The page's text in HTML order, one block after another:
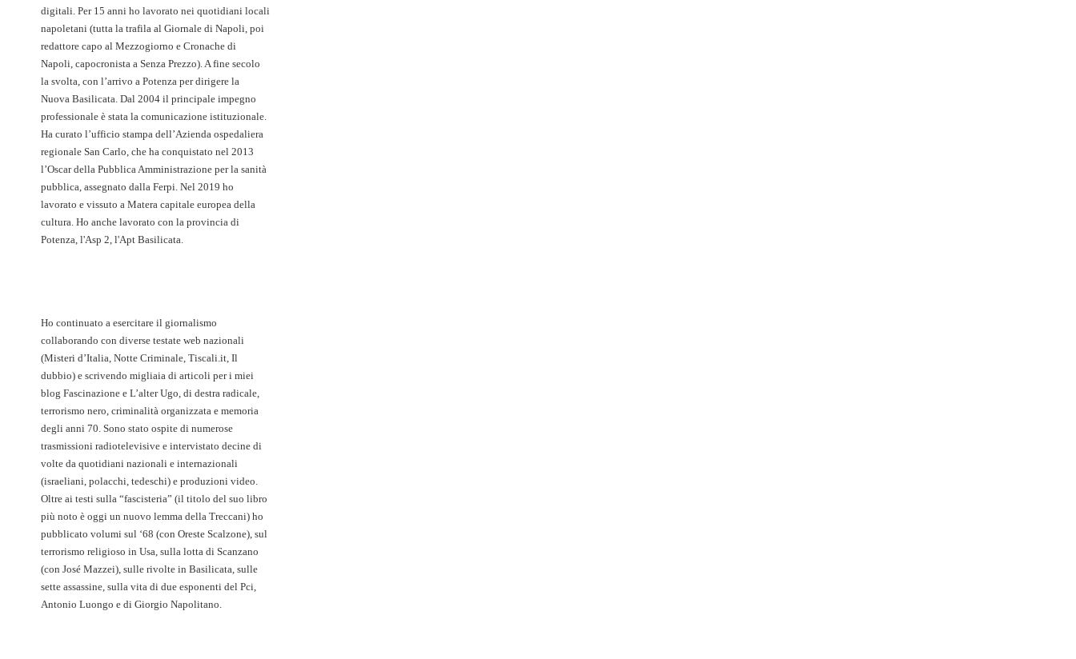
digitali. Per 15 anni ho lavorato nei quotidiani locali
napoletani (tutta la trafila al Giornale di Napoli, poi
redattore capo al Mezzogiorno e Cronache di
Napoli, capocronista a Senza Prezzo). A fine secolo
la svolta, con l’arrivo a Potenza per dirigere la
Nuova Basilicata. Dal 2004 il principale impegno
professionale è stata la comunicazione istituzionale.
Ha curato l’ufficio stampa dell’Azienda ospedaliera
regionale San Carlo, che ha conquistato nel 2013
l’Oscar della Pubblica Amministrazione per la sanità
pubblica, assegnato dalla Ferpi. Nel 2019 ho
lavorato e vissuto a Matera capitale europea della
cultura. Ho anche lavorato con la provincia di
Potenza, l'Asp 2, l'Apt Basilicata.
Ho continuato a esercitare il giornalismo
collaborando con diverse testate web nazionali
(Misteri d’Italia, Notte Criminale, Tiscali.it, Il
dubbio) e scrivendo migliaia di articoli per i miei
blog Fascinazione e L’alter Ugo, di destra radicale,
terrorismo nero, criminalità organizzata e memoria
degli anni 70. Sono stato ospite di numerose
trasmissioni radiotelevisive e intervistato decine di
volte da quotidiani nazionali e internazionali
(israeliani, polacchi, tedeschi) e produzioni video.
Oltre ai testi sulla “fascisteria” (il titolo del suo libro
più noto è oggi un nuovo lemma della Treccani) ho
pubblicato volumi sul ‘68 (con Oreste Scalzone), sul
terrorismo religioso in Usa, sulla lotta di Scanzano
(con José Mazzei), sulle rivolte in Basilicata, sulle
sette assassine, sulla vita di due esponenti del Pci,
Antonio Luongo e di Giorgio Napolitano.